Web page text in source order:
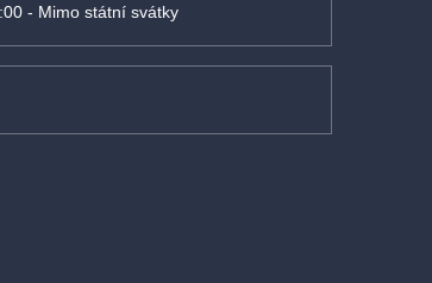
- Mimo státní svátky